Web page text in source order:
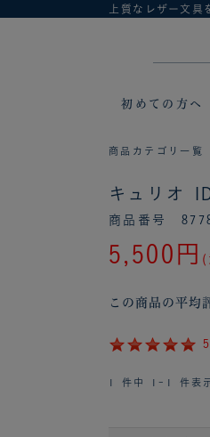
上質なレザー文
初めての方へ
商品カテゴリ一覧
キュリオ
商品番号
5,500円 (
この商品の平均
1 件中 1-1 件表